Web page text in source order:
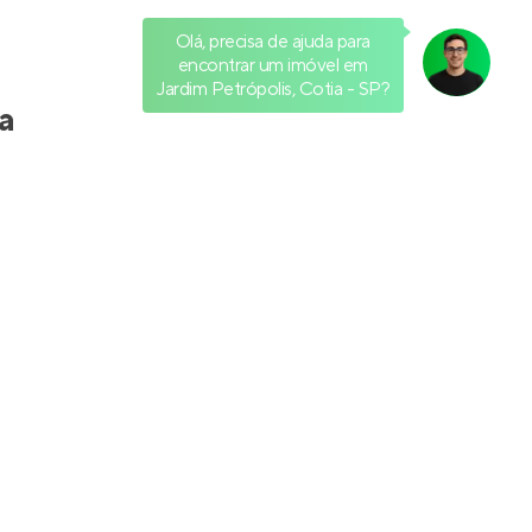
Olá, precisa de ajuda para
encontrar um imóvel em
Jardim Petrópolis, Cotia - SP?